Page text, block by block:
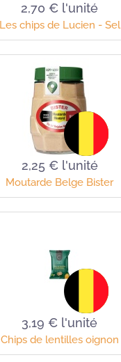
2,70 € l'unité
Les chips de Lucien - Sel
2,25 € l'unité
Moutarde Belge Bister
3,19 € l'unité
Chips de lentilles oignon